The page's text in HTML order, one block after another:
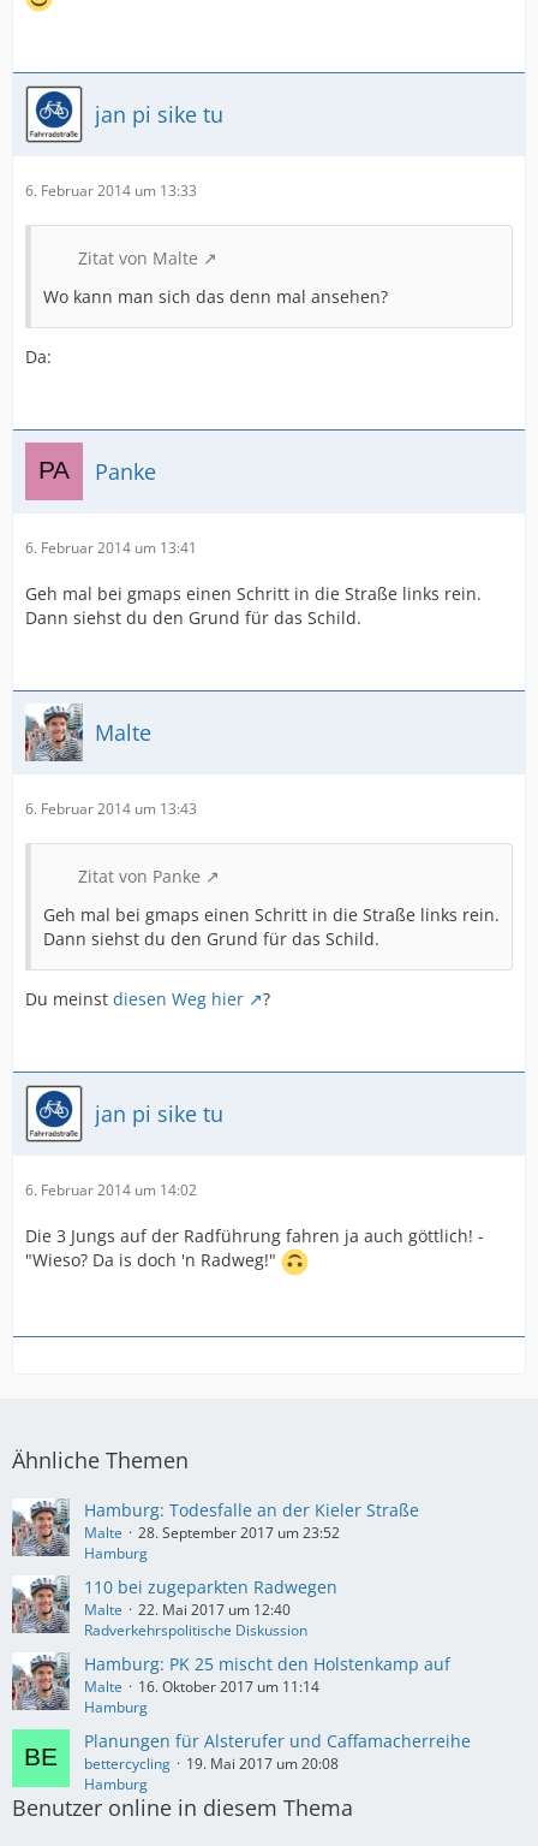
jan pi sike tu
6. Februar 2014 um 13:33
Zitat von Malte
Wo kann man sich das denn mal ansehen?
Da:
Panke
6. Februar 2014 um 13:41
Geh mal bei gmaps einen Schritt in die Straße links rein.
Dann siehst du den Grund für das Schild.
Malte
6. Februar 2014 um 13:43
Zitat von Panke
Geh mal bei gmaps einen Schritt in die Straße links rein.
Dann siehst du den Grund für das Schild.
Du meinst diesen Weg hier ?
jan pi sike tu
6. Februar 2014 um 14:02
Die 3 Jungs auf der Radführung fahren ja auch göttlich! -
"Wieso? Da is doch 'n Radweg!"
Ähnliche Themen
Hamburg: Todesfalle an der Kieler Straße
Malte
28. September 2017 um 23:52
Hamburg
110 bei zugeparkten Radwegen
Malte
22. Mai 2017 um 12:40
Radverkehrspolitische Diskussion
Hamburg: PK 25 mischt den Holstenkamp auf
Malte
16. Oktober 2017 um 11:14
Hamburg
Planungen für Alsterufer und Caffamacherreihe
bettercycling
19. Mai 2017 um 20:08
Hamburg
Benutzer online in diesem Thema